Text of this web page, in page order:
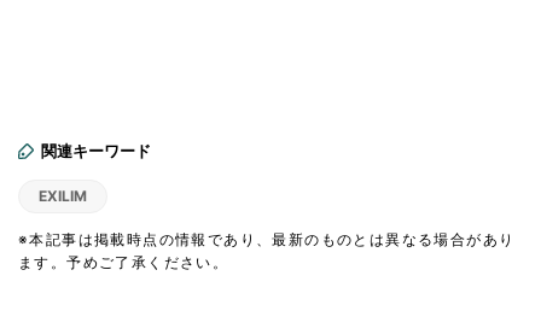
関連キーワード
EXILIM
※本記事は掲載時点の情報であり、最新のものとは異なる場合があり
ます。予めご了承ください。